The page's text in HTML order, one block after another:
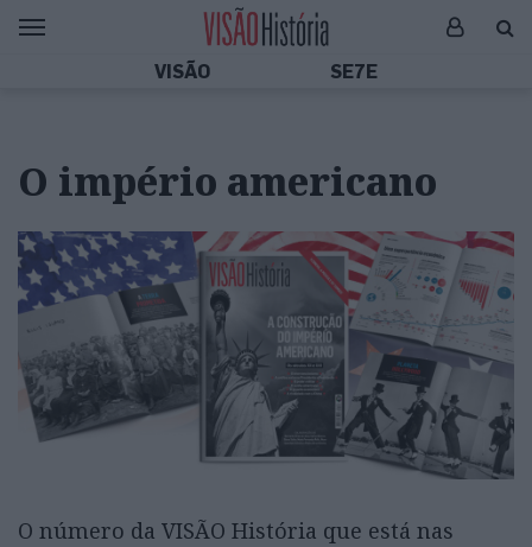
VISÃO SE7E
O império americano
O número da VISÃO História que está nas